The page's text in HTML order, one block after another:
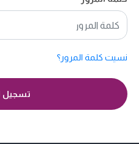
نسيت كلمة المرور؟
تسجيل